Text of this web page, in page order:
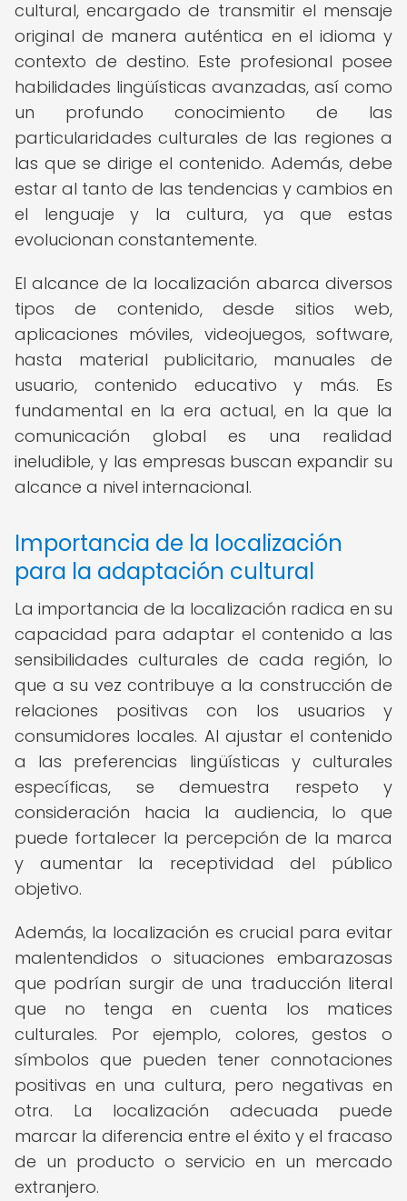
cultural, encargado de transmitir el mensaje
original de manera auténtica en el idioma y
contexto de destino. Este profesional posee
habilidades lingüísticas avanzadas, así como
un profundo conocimiento de las
particularidades culturales de las regiones a
las que se dirige el contenido. Además, debe
estar al tanto de las tendencias y cambios en
el lenguaje y la cultura, ya que estas
evolucionan constantemente.
El alcance de la localización abarca diversos
tipos de contenido, desde sitios web,
aplicaciones móviles, videojuegos, software,
hasta material publicitario, manuales de
usuario, contenido educativo y más. Es
fundamental en la era actual, en la que la
comunicación global es una realidad
ineludible, y las empresas buscan expandir su
alcance a nivel internacional.
Importancia de la localización
para la adaptación cultural
La importancia de la localización radica en su
capacidad para adaptar el contenido a las
sensibilidades culturales de cada región, lo
que a su vez contribuye a la construcción de
relaciones positivas con los usuarios y
consumidores locales. Al ajustar el contenido
a las preferencias lingüísticas y culturales
específicas, se demuestra respeto y
consideración hacia la audiencia, lo que
puede fortalecer la percepción de la marca
y aumentar la receptividad del público
objetivo.
Además, la localización es crucial para evitar
malentendidos o situaciones embarazosas
que podrían surgir de una traducción literal
que no tenga en cuenta los matices
culturales. Por ejemplo, colores, gestos o
símbolos que pueden tener connotaciones
positivas en una cultura, pero negativas en
otra. La localización adecuada puede
marcar la diferencia entre el éxito y el fracaso
de un producto o servicio en un mercado
extranjero.